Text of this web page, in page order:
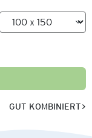
GUT KOMBINIERT